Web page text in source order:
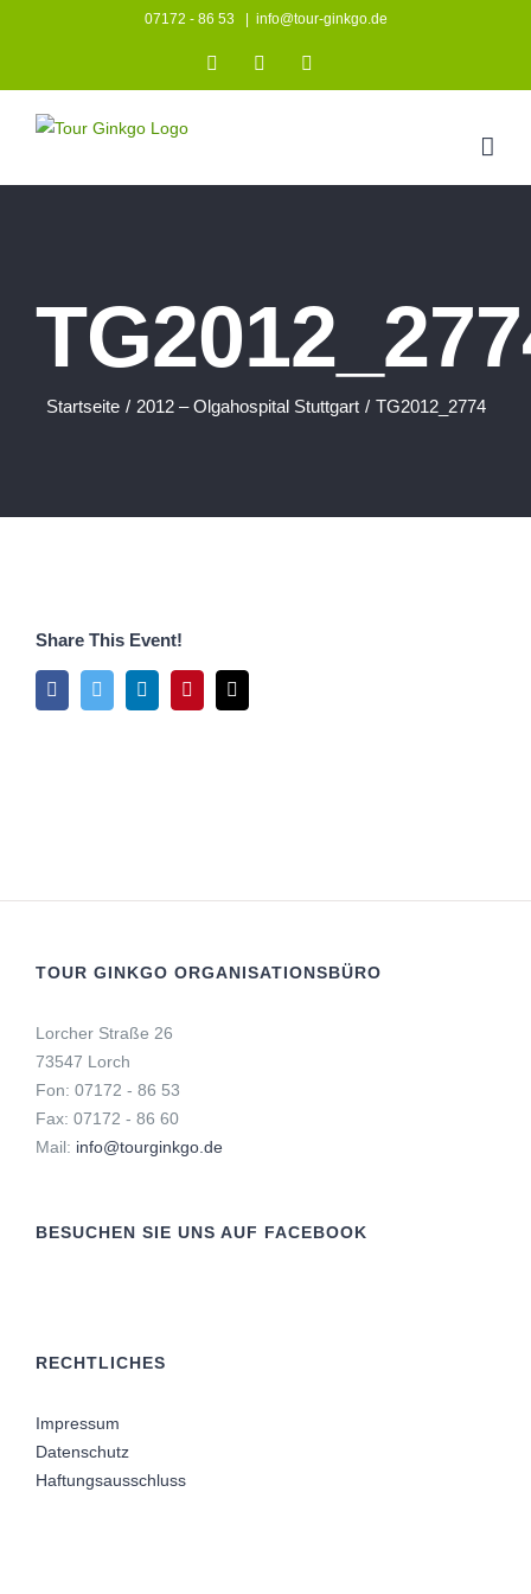
07172 - 86 53 info@tour-ginkgo.de
InstagramFacebook
Startseite / 2012 – Olgahospital Stuttgart / TG2012_2774
Share This Event!
FacebookTwitter LinkedInPinterest
Mail
TOUR GINKGO ORGANISATIONSBÜRO
Lorcher Straße 26
73547 Lorch
Fon: 07172 - 86 53
Fax: 07172 - 86 60
Mail: info@tourginkgo.de
BESUCHEN SIE UNS AUF FACEBOOK
RECHTLICHES
Impressum
Datenschutz
Haftungsausschluss